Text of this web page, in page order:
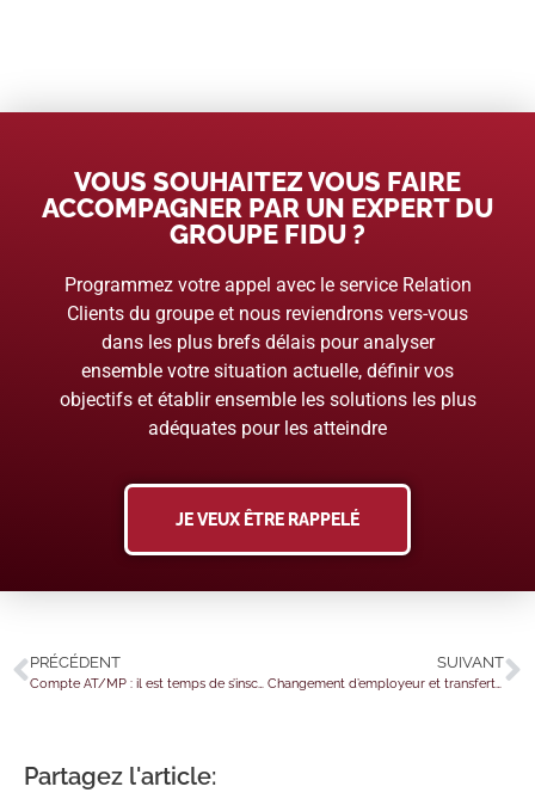
VOUS SOUHAITEZ VOUS FAIRE
ACCOMPAGNER PAR UN EXPERT DU
GROUPE FIDU ?
Programmez votre appel avec le service Relation
Clients du groupe et nous reviendrons vers-vous
dans les plus brefs délais pour analyser
ensemble votre situation actuelle, définir vos
objectifs et établir ensemble les solutions les plus
adéquates pour les atteindre
JE VEUX ÊTRE RAPPELÉ
PRÉCÉDENT
Compte AT/MP : il est temps de s’inscrire !
SUIVANT
Changement d’employeur et transfert de contrat de travail : une reprise à l’identique ?
Partagez l'article: